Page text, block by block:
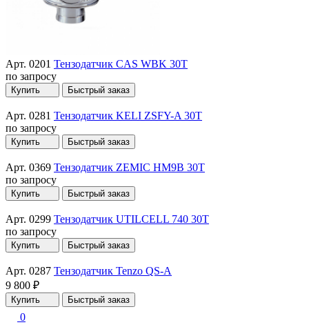
Арт. 0201 Тензодатчик CAS WBK 30T
по запросу
Купить Быстрый заказ
Арт. 0281 Тензодатчик KELI ZSFY-A 30T
по запросу
Купить Быстрый заказ
Арт. 0369 Тензодатчик ZEMIC HM9B 30T
по запросу
Купить Быстрый заказ
Арт. 0299 Тензодатчик UTILCELL 740 30T
по запросу
Купить Быстрый заказ
Арт. 0287 Тензодатчик Tenzo QS-A
9 800 ₽
Купить Быстрый заказ
0